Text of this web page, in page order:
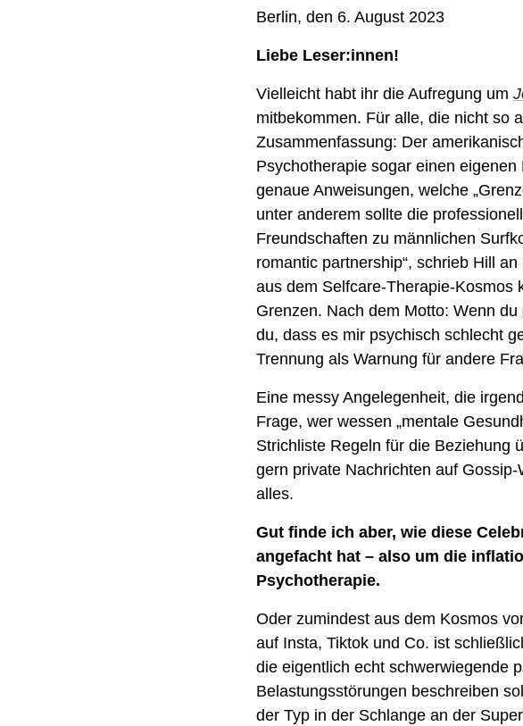
Berlin, den 6. August 2023
Liebe Leser:innen!
Vielleicht habt ihr die Aufregung um
mitbekommen. Für alle, die nicht so
Zusammenfassung: Der
Psychotherapie sogar einen
genaue Anweisungen, welche
unter anderem sollte die
Freundschaften zu männlichen
romantic partnership“, schrieb Hill
aus dem Selfcare-Therapie-Kosmos
Grenzen. Nach dem Motto: Wenn
du, dass es mir psychisch schlecht
Trennung als Warnung für andere
Eine messy Angelegenheit, die
Frage, wer wessen „mentale
Strichliste Regeln für die Beziehung
gern private Nachrichten auf
alles.
Gut finde ich aber, wie diese
angefacht hat – also um die
Psychotherapie.
Oder zumindest aus dem Kosmos
auf Insta, Tiktok und Co. ist
die eigentlich echt schwerwiegende
Belastungsstörungen beschreiben
der Typ in der Schlange an der